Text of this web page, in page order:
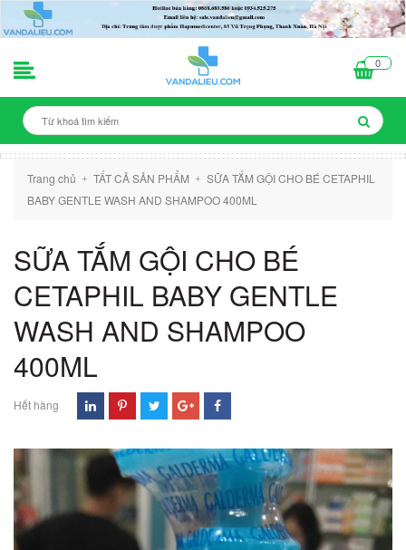
0
Trang chủ + TẤT CẢ SẢN PHẨM + SỮA TẮM GỘI CHO BÉ CETAPHIL
BABY GENTLE WASH AND SHAMPOO 400ML
SỮA TẮM GỘI CHO BÉ
CETAPHIL BABY GENTLE
WASH AND SHAMPOO
400ML
Hết hàng